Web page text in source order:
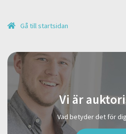
Gå till startsidan
Vi är
Vad betyder det för